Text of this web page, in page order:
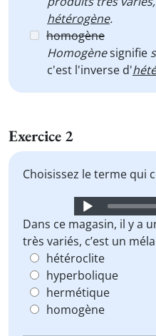
hétérogène.
homogène
Homogènesignifie
c'est l'inverse d'
Exercice 2
Choisissez le terme qui
Audio
Player
Dans ce magasin, il y a
très variés, c’est un
hétéroclite
hyperbolique
hermétique
homogène